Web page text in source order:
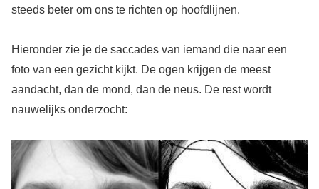
steeds beter om ons te richten op hoofdlijnen.
Hieronder zie je de saccades van iemand die naar een
foto van een gezicht kijkt. De ogen krijgen de meest
aandacht, dan de mond, dan de neus. De rest wordt
nauwelijks onderzocht: